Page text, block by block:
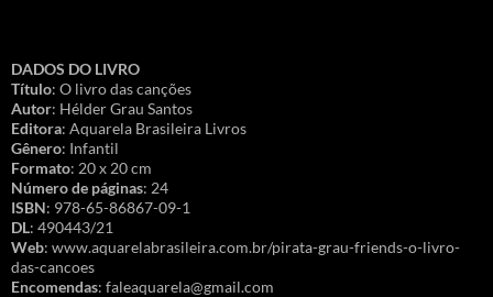
DADOS DO LIVRO
Título: O livro das canções
Autor: Hélder Grau Santos
Editora: Aquarela Brasileira Livros
Gênero: Infantil
Formato: 20 x 20 cm
Número de páginas: 24
ISBN: 978-65-86867-09-1
DL: 490443/21
Web: www.aquarelabrasileira.com.br/pirata-grau-friends-o-livro-
das-cancoes
Encomendas: faleaquarela@gmail.com